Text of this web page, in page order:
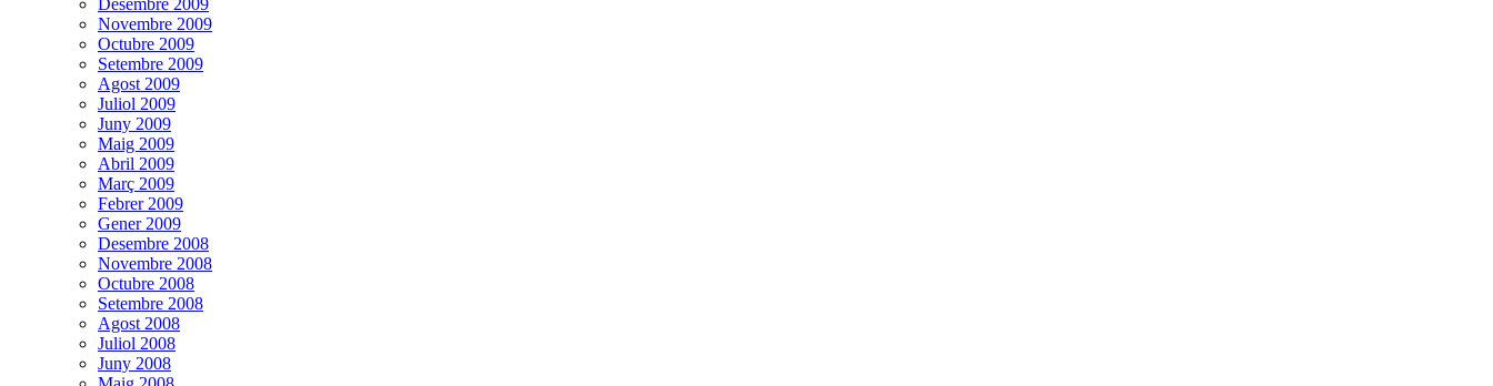
Novembre 2009
Octubre 2009
Setembre 2009
Agost 2009
Juliol 2009
Juny 2009
Maig 2009
Abril 2009
Març 2009
Febrer 2009
Gener 2009
Desembre 2008
Novembre 2008
Octubre 2008
Setembre 2008
Agost 2008
Juliol 2008
Juny 2008